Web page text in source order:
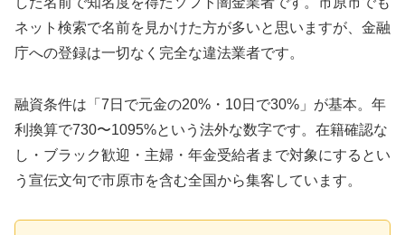
ネット検索で名前を見かけた方が多いと思いますが、金融
庁への登録は一切なく完全な違法業者です。
融資条件は「7日で元金の20%・10日で30%」が基本。年
利換算で730〜1095%という法外な数字です。在籍確認な
し・ブラック歓迎・主婦・年金受給者まで対象にするとい
う宣伝文句で市原市を含む全国から集客しています。